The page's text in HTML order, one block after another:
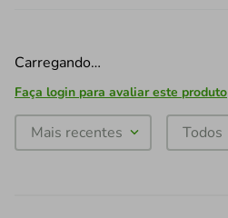
Carregando…
Faça login para avaliar este produto
Mais recentes Todos